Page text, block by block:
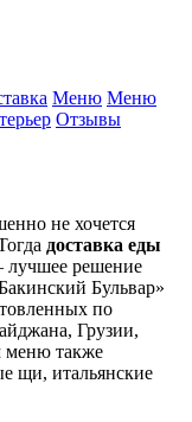
Меню Меню
Отзывы
не хочется
доставка еды
лучшее решение
Бульвар»
по
Грузии,
меню также
щи, итальянские